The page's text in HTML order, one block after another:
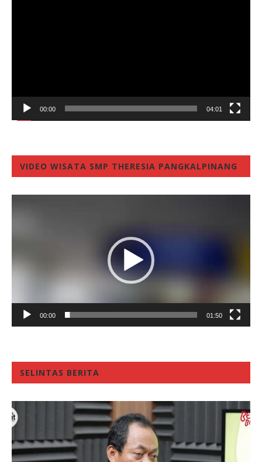
00:00 04:01
VIDEO WISATA SMP THERESIA PANGKALPINANG
00:00 01:50
SELINTAS BERITA